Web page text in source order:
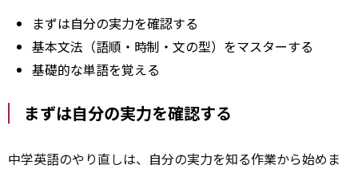
まずは自分の実力を確認する
基本文法（語順・時制・文の型）をマスターする
基礎的な単語を覚える
まずは自分の実力を確認する
中学英語のやり直しは、自分の実力を知る作業から始めま